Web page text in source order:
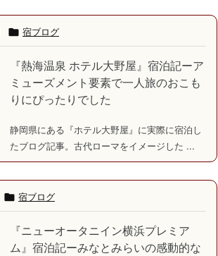
 宿ブログ
『熱海温泉 ホテル大野屋』宿泊記ーア
ミューズメント要素で一人旅のおこも
りにぴったりでした
静岡県にある『ホテル大野屋』に実際に宿泊し
たブログ記事。古代ローマをイメージした ...
 宿ブログ
『ニューオータニイン横浜プレミア
ム』宿泊記ーみなとみらいの感動的な